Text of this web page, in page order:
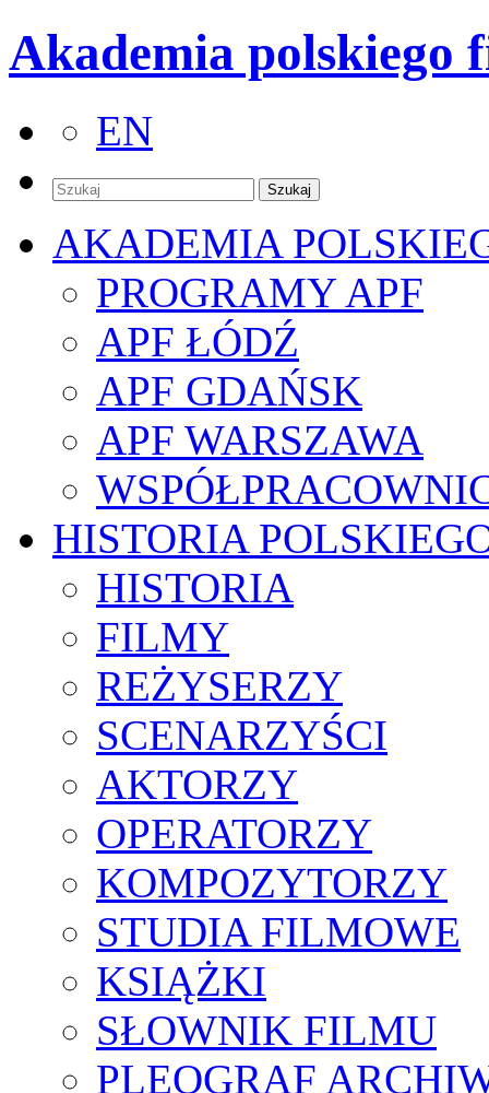
Akademia polskiego
EN
AKADEMIA
PROGRAMY APF
APF ŁÓDŹ
APF GDAŃSK
APF WARSZAWA
HISTORIA
HISTORIA
FILMY
REŻYSERZY
SCENARZYŚCI
AKTORZY
OPERATORZY
KOMPOZYTORZY
STUDIA FILMOWE
KSIĄŻKI
SŁOWNIK FILMU
PLEOGRAF